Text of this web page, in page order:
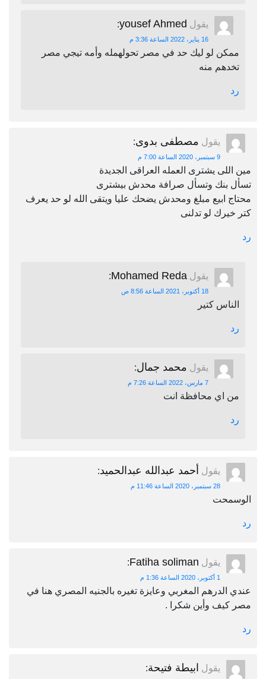
يقول yousef Ahmed
:
16 يناير، 2022 الساعة 3:36 م
ممكن لو ليك حد في مصر تحولهمله وأمه تيجي مصر
تخدهم منه
رد
يقول مصطفى بدوى:
9 سبتمبر، 2020 الساعة 7:00 م
مين اللى يشترى العمله العراقى الجديدة
تسأل بنك وتسأل صرافة محدش بيشترى
محتاج ابيع مبلغ ومحدش يضحك عليا ويتقى الله لو حد يعرف
كتر خيرك لو تدلنى
رد
يقول Mohamed Reda
:
18 أكتوبر، 2021 الساعة 8:56 ص
الناس كتير
رد
يقول محمد جمال:
7 مارس، 2022 الساعة 7:26 م
من اي محافظة انت
رد
يقول أحمد عبدالله عبدالحميد:
28 سبتمبر، 2020 الساعة 11:46 م
الوسمحت
رد
يقول Fatiha soliman
:
1 أكتوبر، 2020 الساعة 1:36 م
عندي الدرهم المغربي وعايزة تغيره بالجنيه المصري هنا في
مصر كيف وأين شكرا .
رد
يقول ابيطة فتيحة: